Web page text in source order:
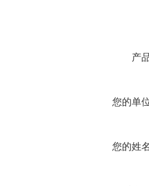
产
您的单
您的姓